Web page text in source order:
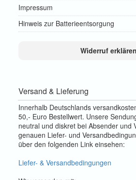
Impressum
Hinweis zur Batterieentsorgung
Widerruf erklären
Versand & Lieferung
Innerhalb Deutschlands
50,- Euro Bestellwert. Unsere
neutral und diskret bei Absender und
genauen Liefer- und
über den folgenden Link einsehen:
Liefer- & Versandbedingungen